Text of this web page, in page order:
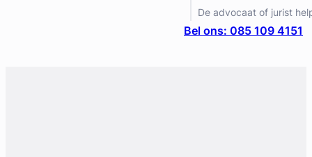
De advocaat of jurist
Bel ons: 085 109 4151